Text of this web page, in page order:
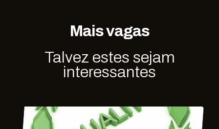
Mais vagas
Talvez estes sejam
interessantes